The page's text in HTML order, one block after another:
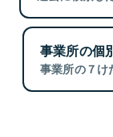
事業所の個
事業所の７け